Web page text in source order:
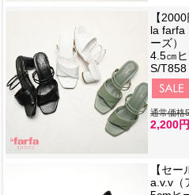
【
la farfa
ーズ）
4.5㎝
S/
通常価格
2,200円
【セ
a.v.v（